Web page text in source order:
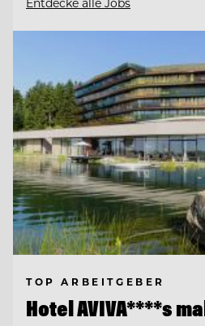
TOP ARBEITGEBER
Hotel AVIVA****s